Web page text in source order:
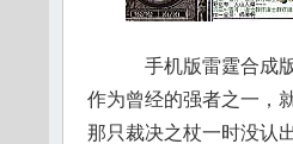
手机版雷霆合成
作为曾经的强者之一，
那只裁决之杖一时没认